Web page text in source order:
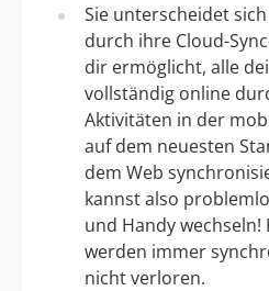
Sie unterscheidet
durch ihre Cloud-
dir ermöglicht, alle
vollständig online
Aktivitäten in der
auf dem neuesten
dem Web
kannst also
und Handy
werden immer
nicht verloren.